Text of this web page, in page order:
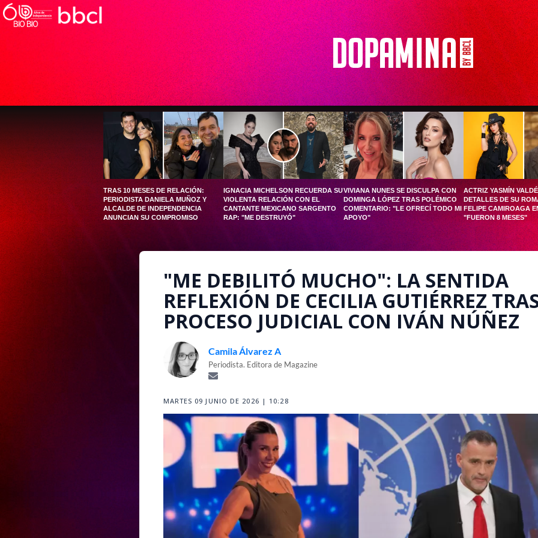
TRAS 10 MESES DE RELACIÓN:
PERIODISTA DANIELA MUÑOZ Y
ALCALDE DE INDEPENDENCIA
ANUNCIAN SU COMPROMISO
IGNACIA MICHELSON RECUERDA SU
VIOLENTA RELACIÓN CON EL
CANTANTE MEXICANO SARGENTO
RAP: "ME DESTRUYÓ"
VIVIANA NUNES SE DISCULPA CON
DOMINGA LÓPEZ TRAS POLÉMICO
COMENTARIO: "LE OFRECÍ TODO MI
APOYO"
ACTRIZ YASMÍN
DETALLES DE SU
FELIPE CAMIROAGA
"FUERON 8 MESES"
"ME DEBILITÓ MUCHO": LA SENTIDA
REFLEXIÓN DE CECILIA GUTIÉRREZ
PROCESO JUDICIAL CON IVÁN NÚÑEZ
Camila Álvarez A
Periodista. Editora de Magazine
MARTES 09 JUNIO DE 2026 | 10:28